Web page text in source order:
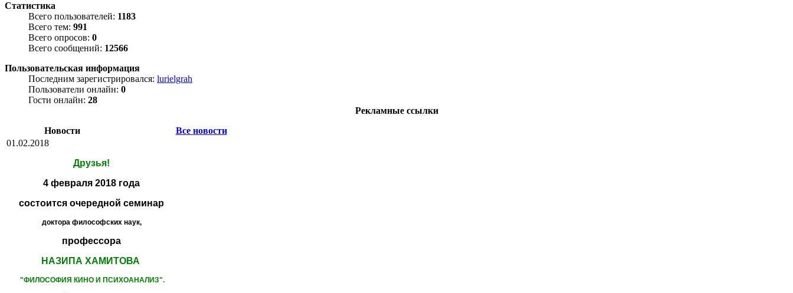
Статистика
Всего пользователей: 1183
Всего тем: 991
Всего опросов: 0
Всего сообщений: 12566
Пользовательская информация
Последним зарегистрировался: lurielgrah
Пользователи онлайн: 0
Гости онлайн: 28
Рекламные ссылки
Новости
Все новости
01.02.2018
Друзья!
4 февраля 2018 года
состоится очередной семинар
доктора философских наук,
профессора
НАЗИПА ХАМИТОВА
"ФИЛОСОФИЯ КИНО И ПСИХОАНАЛИЗ".